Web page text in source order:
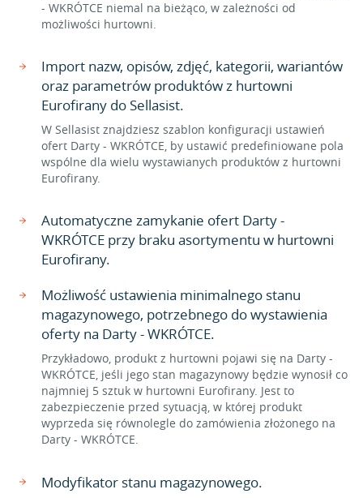
- WKRÓTCE niemal na bieżąco, w zależności od
możliwości hurtowni.
Import nazw, opisów, zdjęć, kategorii, wariantów
oraz parametrów produktów z hurtowni
Eurofirany do Sellasist.
W Sellasist znajdziesz szablon konfiguracji ustawień
ofert Darty - WKRÓTCE, by ustawić predefiniowane pola
wspólne dla wielu wystawianych produktów z hurtowni
Eurofirany.
Automatyczne zamykanie ofert Darty -
WKRÓTCE przy braku asortymentu w hurtowni
Eurofirany.
Możliwość ustawienia minimalnego stanu
magazynowego, potrzebnego do wystawienia
oferty na Darty - WKRÓTCE.
Przykładowo, produkt z hurtowni pojawi się na Darty -
WKRÓTCE, jeśli jego stan magazynowy będzie wynosił co
najmniej 5 sztuk w hurtowni Eurofirany. Jest to
zabezpieczenie przed sytuacją, w której produkt
wyprzeda się równolegle do zamówienia złożonego na
Darty - WKRÓTCE.
Modyfikator stanu magazynowego.